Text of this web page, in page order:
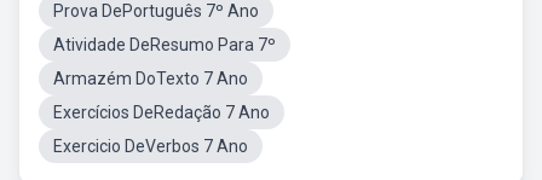
Prova DePortuguês 7º Ano
Atividade DeResumo Para 7º
Armazém DoTexto 7 Ano
Exercícios DeRedação 7 Ano
Exercicio DeVerbos 7 Ano